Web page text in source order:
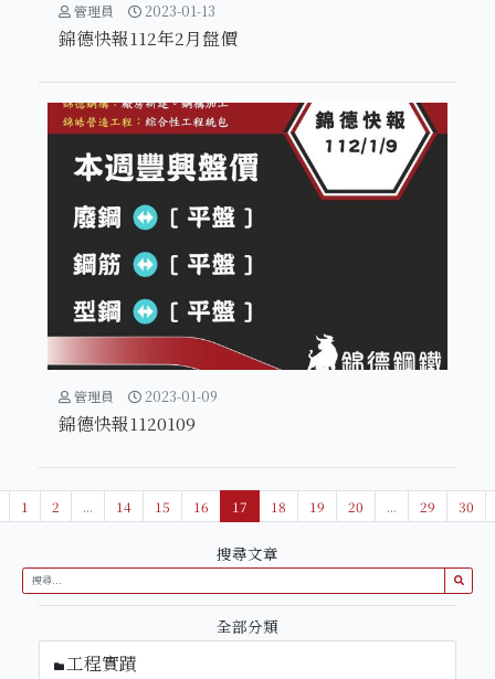
管理員 2023-01-13
錦德快報112年2月盤價
管理員 2023-01-09
錦德快報1120109
1 2 ... 14 15 16 17 18 19 20 ... 29 30
搜尋文章
全部分類
工程實蹟